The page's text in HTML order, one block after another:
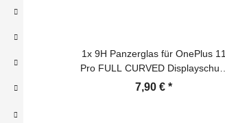
1x 9H Panzerglas für OnePlus 11
Pro FULL CURVED Displayschutz
Schutzglas Panzerfolie Schutzfolie
7,90 € *